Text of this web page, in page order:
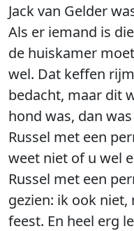
Jack van Gelder
Als er iemand is
de huiskamer
wel. Dat keffen
bedacht, maar dit
hond was, dan
Russel met een
weet niet of u wel
Russel met een
gezien: ik ook
feest. En heel erg